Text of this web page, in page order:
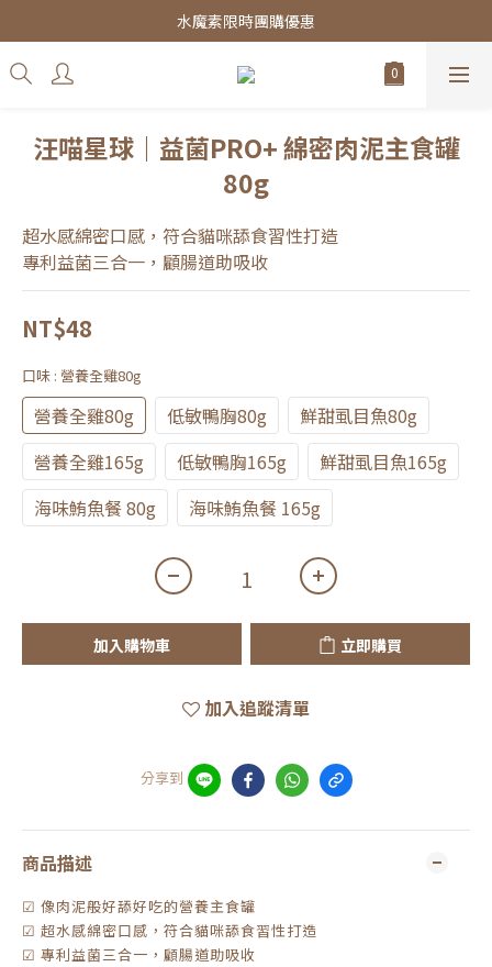
皇家飼料75折餐包$38起
水魔素限時團購優惠
皇家飼料75折餐包$38起
汪喵星球｜益菌PRO+ 綿密肉泥主食罐
80g
超水感綿密口感，符合貓咪舔食習性打造
專利益菌三合一，顧腸道助吸收
NT$48
口味 : 營養全雞80g
營養全雞80g 低敏鴨胸80g
鮮甜虱目魚80g
營養全雞165g
低敏鴨胸165g
鮮甜虱目魚165g
海味鮪魚餐 80g
海味鮪魚餐 165g
加入購物車 立即購買
加入追蹤清單
分享到
商品描述
☑ 像肉泥般好舔好吃的營養主食罐
☑ 超水感綿密口感，符合貓咪舔食習性打造
☑ 專利益菌三合一，顧腸道助吸收